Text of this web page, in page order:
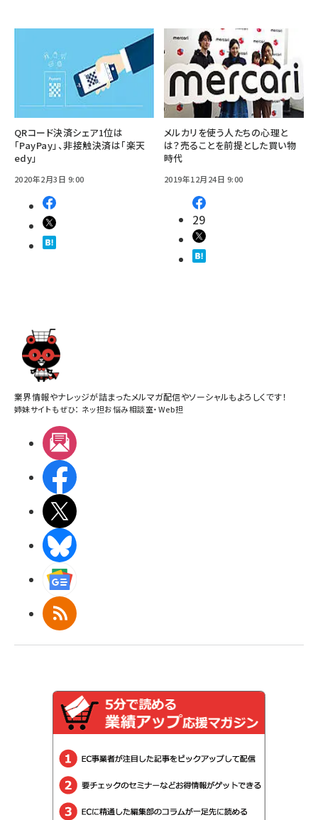
QRコード決済シェア1位は
「PayPay」、非接触決済は「楽天
edy」
2020年2月3日 9:00
メルカリを使う人たちの心理と
は？売ることを前提とした買い物
時代
2019年12月24日 9:00
29
業界情報やナレッジが詰まったメルマガ配信やソーシャルもよろしくです！
姉妹サイトもぜひ： ネッ担お悩み相談室・Web担
RSS